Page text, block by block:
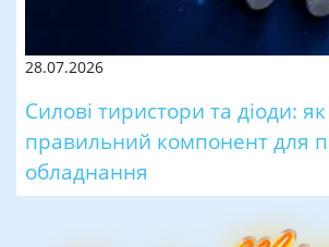
28.07.2026
Силові тиристори та діоди:
правильний компонент для
обладнання